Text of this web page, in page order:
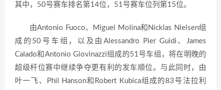
其中，50号赛车排名第14位，51号赛车位列第15位。
由Antonio Fuoco、Miguel Molina和Nicklas Nielsen组
成的50号车组，以及由Alessandro Pier Guidi、James
Calado和Antonio Giovinazzi组成的51号车组，将在明晚的
超级杆位赛中继续争夺更有利的发车顺位。与此同时，由
叶一飞、Phil Hanson和Robert Kubica组成的83号法拉利